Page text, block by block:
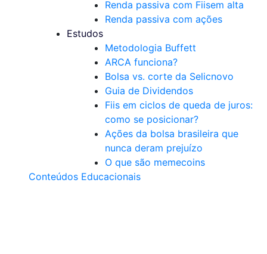
Renda passiva com Fiisem alta
Renda passiva com ações
Estudos
Metodologia Buffett
ARCA funciona?
Bolsa vs. corte da Selicnovo
Guia de Dividendos
Fiis em ciclos de queda de juros:
como se posicionar?
Ações da bolsa brasileira que
nunca deram prejuízo
O que são memecoins
Conteúdos Educacionais